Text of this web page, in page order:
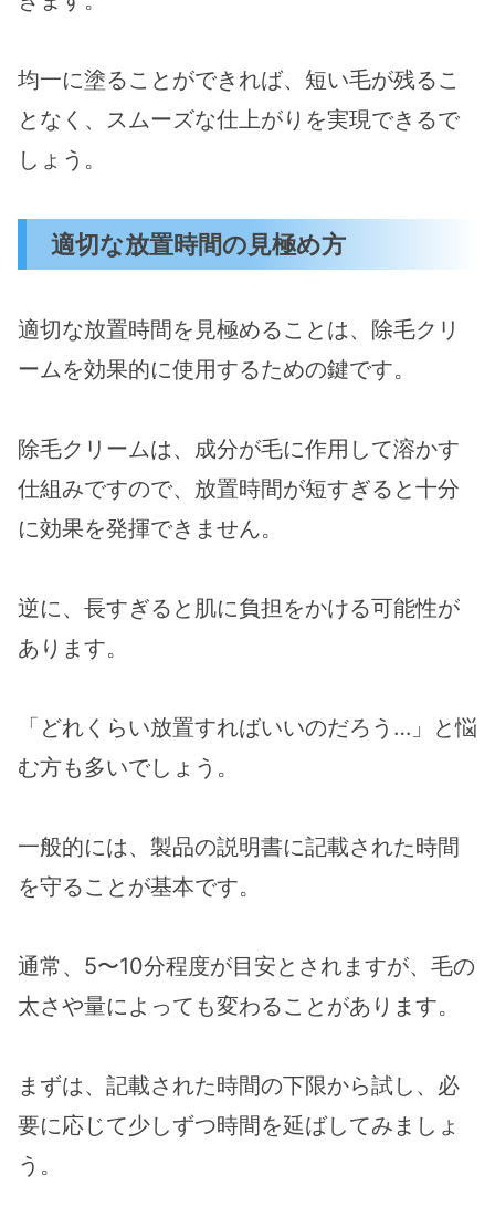
均一に塗ることができれば、短い毛が残るこ
となく、スムーズな仕上がりを実現できるで
しょう。
適切な放置時間の見極め方
適切な放置時間を見極めることは、除毛クリ
ームを効果的に使用するための鍵です。
除毛クリームは、成分が毛に作用して溶かす
仕組みですので、放置時間が短すぎると十分
に効果を発揮できません。
逆に、長すぎると肌に負担をかける可能性が
あります。
「どれくらい放置すればいいのだろう…」と悩
む方も多いでしょう。
一般的には、製品の説明書に記載された時間
を守ることが基本です。
通常、5〜10分程度が目安とされますが、毛の
太さや量によっても変わることがあります。
まずは、記載された時間の下限から試し、必
要に応じて少しずつ時間を延ばしてみましょ
う。